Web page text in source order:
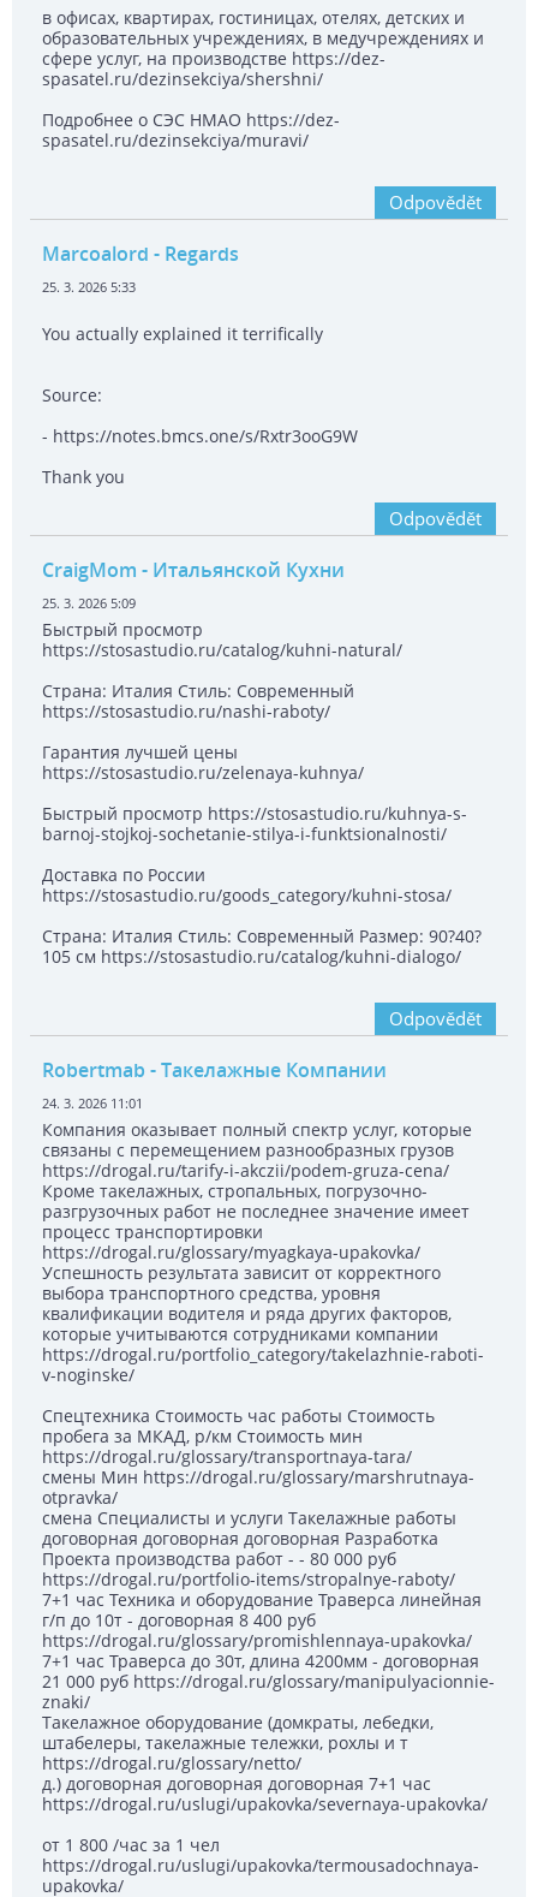
в офисах, квартирах, гостиницах, отелях, детских и
образовательных учреждениях, в медучреждениях и
сфере услуг, на производстве https://dez-
spasatel.ru/dezinsekciya/shershni/
Подробнее о СЭС НМАО https://dez-
spasatel.ru/dezinsekciya/muravi/
Odpovědět
Marcoalord - Regards
25. 3. 2026 5:33
You actually explained it terrifically
Source:
- https://notes.bmcs.one/s/Rxtr3ooG9W
Thank you
Odpovědět
CraigMom - Итальянской Кухни
25. 3. 2026 5:09
Быстрый просмотр
https://stosastudio.ru/catalog/kuhni-natural/
Страна: Италия Стиль: Современный
https://stosastudio.ru/nashi-raboty/
Гарантия лучшей цены
https://stosastudio.ru/zelenaya-kuhnya/
Быстрый просмотр https://stosastudio.ru/kuhnya-s-
barnoj-stojkoj-sochetanie-stilya-i-funktsionalnosti/
Доставка по России
https://stosastudio.ru/goods_category/kuhni-stosa/
Страна: Италия Стиль: Современный Размер: 90?40?
105 см https://stosastudio.ru/catalog/kuhni-dialogo/
Odpovědět
Robertmab - Такелажные Компании
24. 3. 2026 11:01
Компания оказывает полный спектр услуг, которые
связаны с перемещением разнообразных грузов
https://drogal.ru/tarify-i-akczii/podem-gruza-cena/
Кроме такелажных, стропальных, погрузочно-
разгрузочных работ не последнее значение имеет
процесс транспортировки
https://drogal.ru/glossary/myagkaya-upakovka/
Успешность результата зависит от корректного
выбора транспортного средства, уровня
квалификации водителя и ряда других факторов,
которые учитываются сотрудниками компании
https://drogal.ru/portfolio_category/takelazhnie-raboti-
v-noginske/
Спецтехника Стоимость час работы Стоимость
пробега за МКАД, р/км Стоимость мин
https://drogal.ru/glossary/transportnaya-tara/
смены Мин https://drogal.ru/glossary/marshrutnaya-
otpravka/
смена Специалисты и услуги Такелажные работы
договорная договорная договорная Разработка
Проекта производства работ - - 80 000 руб
https://drogal.ru/portfolio-items/stropalnye-raboty/
7+1 час Техника и оборудование Траверса линейная
г/п до 10т - договорная 8 400 руб
https://drogal.ru/glossary/promishlennaya-upakovka/
7+1 час Траверса до 30т, длина 4200мм - договорная
21 000 руб https://drogal.ru/glossary/manipulyacionnie-
znaki/
Такелажное оборудование (домкраты, лебедки,
штабелеры, такелажные тележки, рохлы и т
https://drogal.ru/glossary/netto/
д.) договорная договорная договорная 7+1 час
https://drogal.ru/uslugi/upakovka/severnaya-upakovka/
от 1 800 /час за 1 чел
https://drogal.ru/uslugi/upakovka/termousadochnaya-
upakovka/